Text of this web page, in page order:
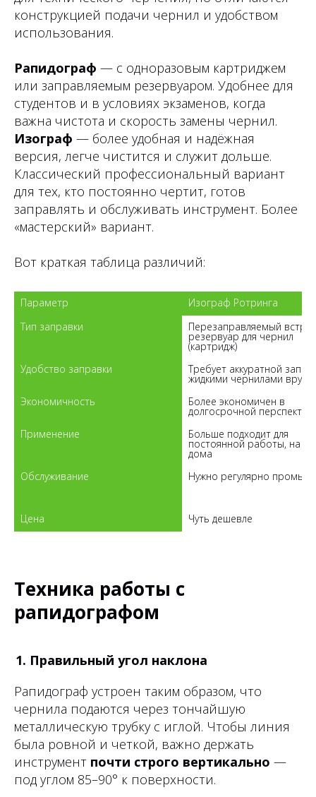
конструкцией подачи чернил и удобством
использования.
Рапидограф — с одноразовым картриджем
или заправляемым резервуаром. Удобнее для
студентов и в условиях экзаменов, когда
важна чистота и скорость замены чернил.
Изограф — более удобная и надёжная
версия, легче чистится и служит дольше.
Классический профессиональный вариант
для тех, кто постоянно чертит, готов
заправлять и обслуживать инструмент. Более
«мастерский» вариант.
Вот краткая таблица различий:
Тип заправки
Перезаправляемый
резервуар для чернил
Удобство заправки
Требует аккуратной
Экономичность Более экономичен в
Применение Больше подходит для
постоянной работы, на
Обслуживание
Нужно регулярно
Техника работы с
рапидографом
Правильный угол наклона
Рапидограф устроен таким образом, что
чернила подаются через тончайшую
металлическую трубку с иглой. Чтобы линия
была ровной и четкой, важно держать
инструмент почти строго вертикально —
под углом 85–90° к поверхности.